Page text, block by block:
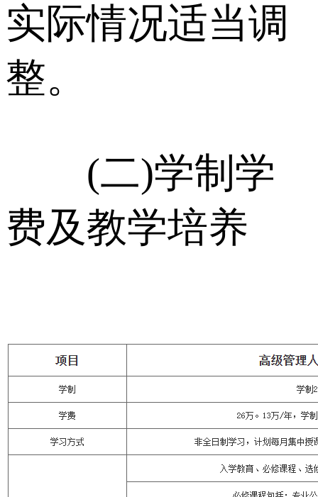
实际情况适当调
整。
(二)学制学
费及教学培养